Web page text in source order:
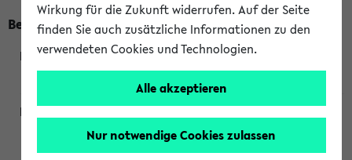
Beginn um 9 Uhr
295001
Weiler, Blaszkowski, Möller, Köhne, Koschmieder,
Kinskofer,
Wirkung für die Zukunft widerrufen. Auf der Seite
finden Sie auch zusätzliche Informationen zu den
verwendeten Cookies und Technologien.
Alle akzeptieren
Nur notwendige Cookies zulassen